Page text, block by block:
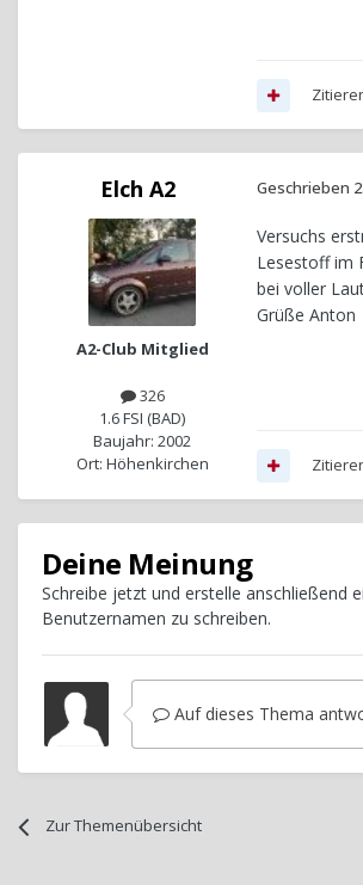
Elch A2
A2-Club Mitglied
326
1.6 FSI (BAD)
Baujahr: 2002
Ort: Höhenkirchen
Geschrieben
Versuchs
Lesestoff im
bei voller
Grüße Anton
Deine Meinung
Schreibe jetzt und erstelle anschließend
Benutzernamen zu schreiben.
Auf dieses Thema
Zur Themenübersicht